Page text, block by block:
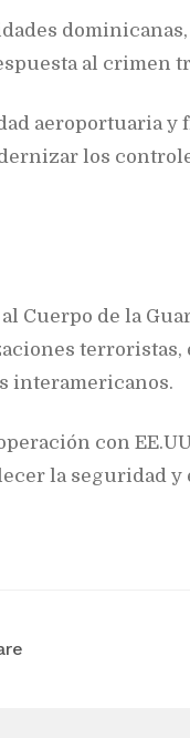
al crimen
aeroportuaria y
los
Cuerpo de la
interamericanos.
con
la seguridad y